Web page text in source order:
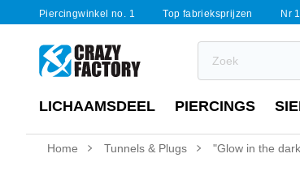
Piercingwinkel no. 1 Top fabrieksprijzen Nr
LICHAAMSDEEL PIERCINGS
Home Tunnels & Plugs "Glow in the